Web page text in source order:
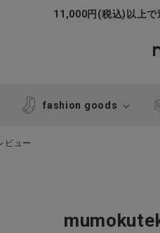
11,000円(税込)以上
fashion goods
ビュー